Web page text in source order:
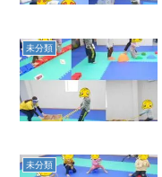
未分類
未分類